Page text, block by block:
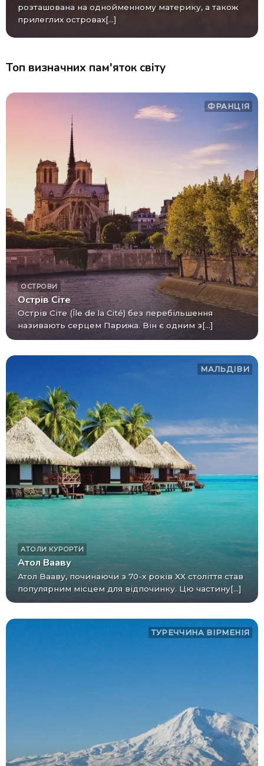
розташована на однойменному материку, а також
прилеглих островах[...]
Топ визначних пам'яток світу
ФРАНЦІЯ
ОСТРОВИ
Острів Сіте
Острів Сіте (Île de la Cité) без перебільшення
називають серцем Парижа. Він є одним з[...]
МАЛЬДІВИ
АТОЛИ КУРОРТИ
Атол Вааву
Атол Вааву, починаючи з 70-х років XX століття став
популярним місцем для відпочинку. Цю частину[...]
ТУРЕЧЧИНА ВІРМЕНІЯ